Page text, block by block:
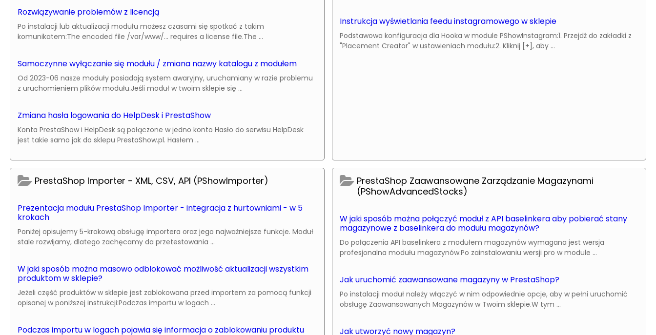
Rozwiązywanie problemów z licencją
Po instalacji lub aktualizacji modułu możesz czasami się spotkać z takim
komunikatem:The encoded file /var/www/... requires a license file.The ...
Samoczynne wyłączanie się modułu / zmiana nazwy katalogu z modułem
Od 2023-06 nasze moduły posiadają system awaryjny, uruchamiany w razie problemu
z uruchomieniem plików modułu.Jeśli moduł w twoim sklepie się ...
Zmiana hasła logowania do HelpDesk i PrestaShow
Konta PrestaShow i HelpDesk są połączone w jedno konto Hasło do serwisu HelpDesk
jest takie samo jak do sklepu PrestaShow.pl. Hasłem ...
Instrukcja wyświetlania feedu instagramowego w sklepie
Podstawowa konfiguracja dla Hooka w module PShowInstagram:1. Przejdź do zakładki z
"Placement Creator" w ustawieniach modułu:2. Kliknij [+], aby ...
PrestaShop Importer - XML, CSV, API (PShowImporter)
Prezentacja modułu PrestaShop Importer - integracja z hurtowniami - w 5
krokach
Poniżej opisujemy 5-krokową obsługę importera oraz jego najważniejsze funkcje. Moduł
stale rozwijamy, dlatego zachęcamy da przetestowania ...
W jaki sposób można masowo odblokować możliwość aktualizacji wszystkim
produktom w sklepie?
Jeżeli część produktów w sklepie jest zablokowana przed importem za pomocą funkcji
opisanej w poniższej instrukcji:Podczas importu w logach ...
Podczas importu w logach pojawia się informacja o zablokowaniu produktu
PrestaShop Zaawansowane Zarządzanie Magazynami
(PShowAdvancedStocks)
W jaki sposób można połączyć moduł z API baselinkera aby pobierać stany
magazynowe z baselinkera do modułu magazynów?
Do połączenia API baselinkera z modułem magazynów wymagana jest wersja
profesjonalna modułu magazynów.Po zainstalowaniu wersji pro w module ...
Jak uruchomić zaawansowane magazyny w PrestaShop?
Po instalacji moduł należy włączyć w nim odpowiednie opcje, aby w pełni uruchomić
obsługę Zaawansowanych Magazynów w Twoim sklepie.W tym ...
Jak utworzyć nowy magazyn?